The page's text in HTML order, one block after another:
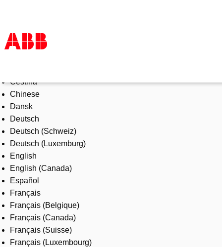
Products & Solutions
Industries
Services
About us
Where to buy
Contact us
Careers
Čeština
Chinese
Dansk
Deutsch
Deutsch (Schweiz)
Deutsch (Luxemburg)
English
English (Canada)
Español
Français
Français (Belgique)
Français (Canada)
Français (Suisse)
Français (Luxembourg)